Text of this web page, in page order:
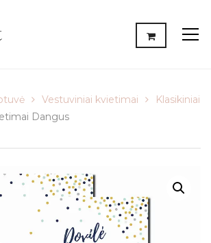
Vestuviniai kvietimai
Klasikiniai
Dangus